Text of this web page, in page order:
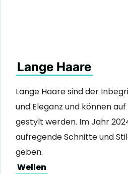
Lange Haare
Lange Haare sind der
und Eleganz und können
gestylt werden. Im Jahr
aufregende Schnitte und
geben.
Wellen